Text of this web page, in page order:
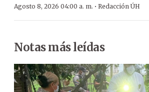
Agosto 8, 2026 04:00 a. m. · Redacción ÚH
Notas más leídas